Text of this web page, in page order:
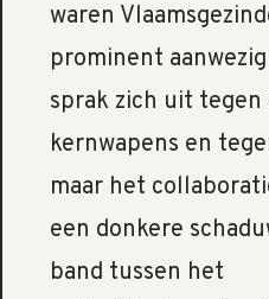
waren
prominent
sprak zich uit tegen
kernwapens en
maar het
een donkere
band tussen het